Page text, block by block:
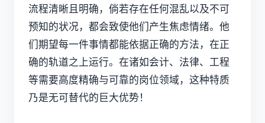
流程清晰且明确，倘若存在任何混乱以及不可
预知的状况，都会致使他们产生焦虑情绪。他
们期望每一件事情都能依据正确的方法，在正
确的轨道之上运行。在诸如会计、法律、工程
等需要高度精确与可靠的岗位领域，这种特质
乃是无可替代的巨大优势！